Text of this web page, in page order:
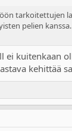
tarkoitettujen
pelien
kuitenkaan
kehittää